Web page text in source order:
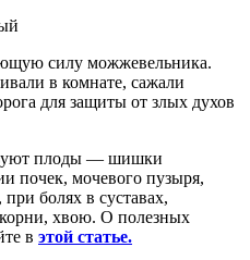
силу можжевельника.
в комнате, сажали
для защиты от злых духов
плоды — шишки
почек, мочевого пузыря,
болях в суставах,
хвою. О полезных
в этой статье.